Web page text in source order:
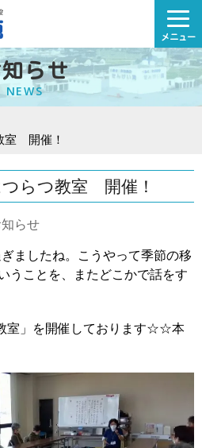
メニュー
らせ
NEWS
室 開催！
らつ教室 開催！
らせ
ましたね。こうやって季節の移
うことを、またどこかで話をす
室」を開催しております☆☆本